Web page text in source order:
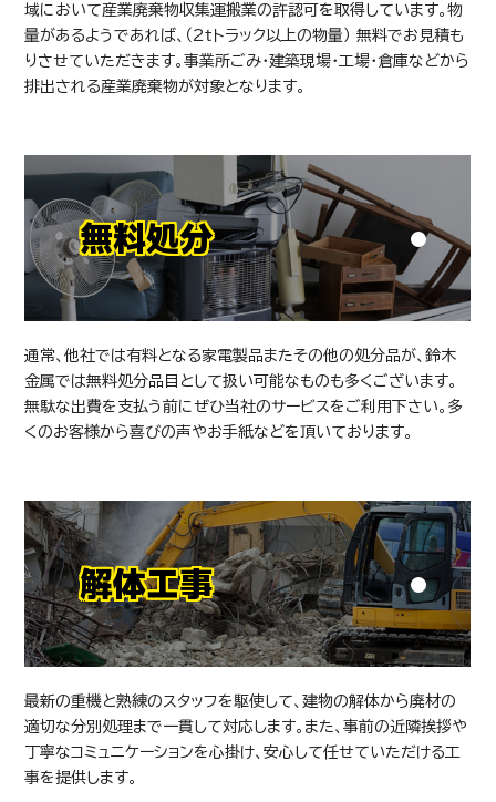
域において産業廃棄物収集運搬業の許認可を取得しています。物
量があるようであれば、（2ｔトラック以上の物量） 無料でお見積も
りさせていただきます。事業所ごみ・建築現場・工場・倉庫などから
排出される産業廃棄物が対象となります。
無料処分
通常、他社では有料となる家電製品またその他の処分品が、鈴木
金属では無料処分品目として扱い可能なものも多くございます。
無駄な出費を支払う前にぜひ当社のサービスをご利用下さい。多
くのお客様から喜びの声やお手紙などを頂いております。
解体工事
最新の重機と熟練のスタッフを駆使して、建物の解体から廃材の
適切な分別処理まで一貫して対応します。また、事前の近隣挨拶や
丁寧なコミュニケーションを心掛け、安心して任せていただける工
事を提供します。